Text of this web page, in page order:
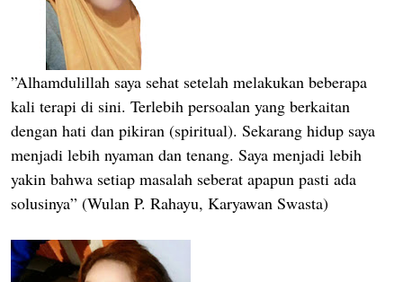
”Alhamdulillah saya sehat setelah melakukan beberapa
kali terapi di sini. Terlebih persoalan yang berkaitan
dengan hati dan pikiran (spiritual). Sekarang hidup saya
menjadi lebih nyaman dan tenang. Saya menjadi lebih
yakin bahwa setiap masalah seberat apapun pasti ada
solusinya” (Wulan P. Rahayu, Karyawan Swasta)